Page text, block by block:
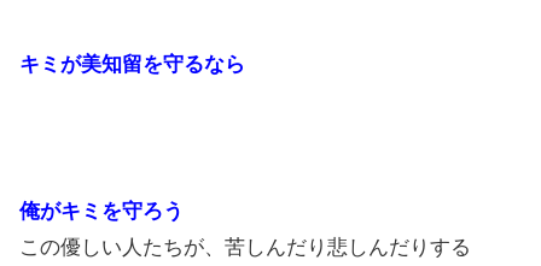
キミが美知留を守るなら
俺がキミを守ろう
この優しい人たちが、苦しんだり悲しんだりする